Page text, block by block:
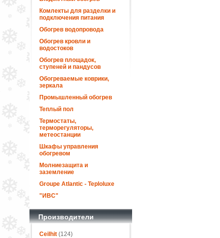
Комлекты для разделки и
подключения питания
Обогрев водопровода
Обогрев кровли и
водостоков
Обогрев площадок,
ступеней и пандусов
Обогреваемые коврики,
зеркала
Промышленный обогрев
Теплый пол
Термостаты,
терморегуляторы,
метеостанции
Шкафы управления
обогревом
Молниезащита и
заземление
Groupe Atlantic - Teploluxe
"ИВС"
Производители
Ceilhit(124)